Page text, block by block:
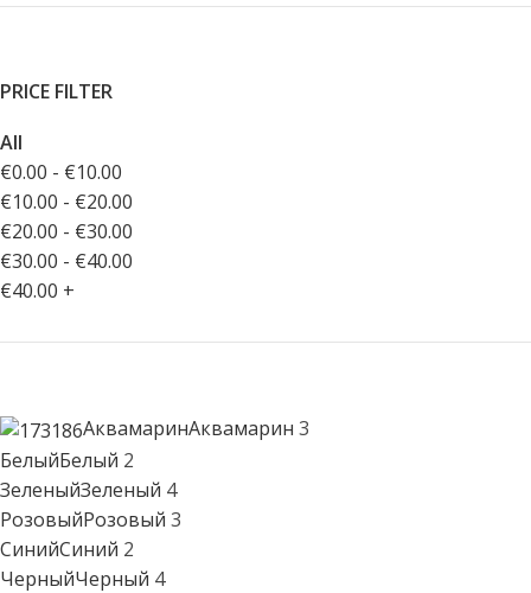
PRICE FILTER
All
€0.00 - €10.00
€10.00 - €20.00
€20.00 - €30.00
€30.00 - €40.00
€40.00 +
АквамаринАквамарин 3
БелыйБелый 2
ЗеленыйЗеленый 4
РозовыйРозовый 3
СинийСиний 2
ЧерныйЧерный 4